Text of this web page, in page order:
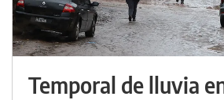
Temporal de lluvia